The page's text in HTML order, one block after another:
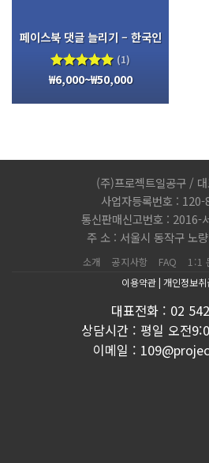
페이스북 댓글 늘리기 – 한국인
5 중에서
5.00
평가됨
(1)
₩6,000~₩50,000
(주)프로젝트일공구 /
사업자등록번호 :
통신판매신고번호 : 2016-
주 소 : 서울시 동작구 노
소개 공지사항 FAQ 1:1
이용약관| 개인정보취
대표전화 : 02
상담시간 : 평일 오전
이메일 :